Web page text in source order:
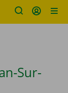
Sur-